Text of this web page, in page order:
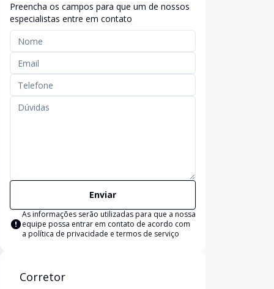
Preencha os campos para que um de nossos
especialistas entre em contato
Enviar
As informações serão utilizadas para que a nossa
equipe possa entrar em contato de acordo com
a política de privacidade e termos de serviço
Corretor